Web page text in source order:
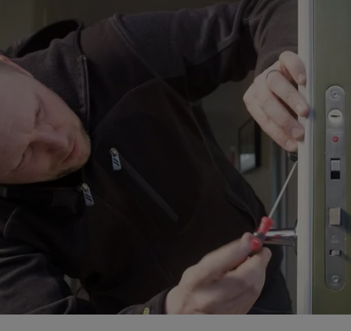
dKey bed
Certificeret sikkerhed
dormakaba dKey er en digital lås, du kan stole på for
den højeste sikkerhed. Alle dele er certificeret i
henhold til gældende sikkerhedsstandarder og
godkendt af forsikringsbranchen. Den nemme brug af
dKey bidrager også til forbedret sikkerhed. Når du
forlader dit hjem, skal du blot løfte håndtaget for at
Køb DKey